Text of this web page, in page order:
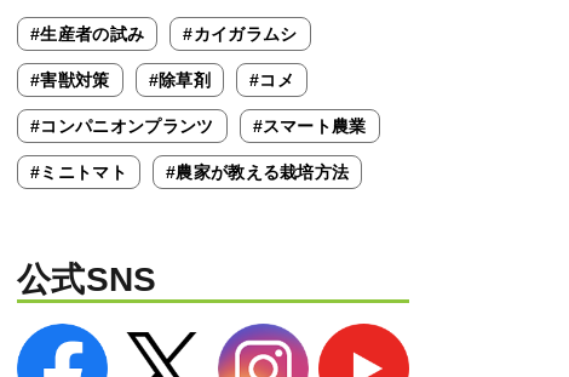
#生産者の試み #カイガラムシ
#害獣対策 #除草剤 #コメ
#コンパニオンプランツ #スマート農業
#ミニトマト #農家が教える栽培方法
公式SNS